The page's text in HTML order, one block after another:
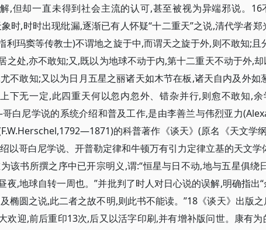
,但却一直未得到社会主流的认可,甚至被视为异端邪说。16
时,时时出现纰漏,逐渐已有人怀疑“十二重天”之说,清代学者
利玛窦等传教士)不谓地之旋于中,而谓天之旋于外,则不敢知;
之处,亦不敢知;又,既以为地球不动于内,第十二重天不动于外,却
不敢知;又以为日月五星之丽诸天如木节在板,诸天自内及外如
下无一定,此四重天何以忽内忽外、错杂并行,则愈不敢知,
白尼学说的系统介绍和普及工作,是由李善兰与伟烈亚力
的科普著作《谈天》(原名《天文学
以哥白尼学说、开普勒定律和牛顿万有引力定律立基的天文
该书所撰之序中已开宗明义,谓:“恒星与日不动,地与五星俱绕
夜,地球自转一周也。”并批判了时人对日心说的误解,明确指出
椭圆之说,此二者之故不明,则此书不能读。”18《谈天》出版之
欢迎,前后重印13次,后又以活字印刷,并有增补版问世。康有